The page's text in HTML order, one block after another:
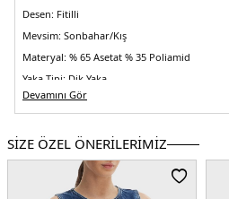
Desen: Fitilli
Mevsim: Sonbahar/Kış
Materyal: % 65 Asetat % 35 Poliamid
Yaka Tipi: Dik Yaka
Kapama Şekli:
Boy:Mini Boy
Kalıp Bilgisi:Slim Fit
Yaş Grubu:Yetişkin
Devamını Gör
SİZE ÖZEL ÖNERİLERİMİZ